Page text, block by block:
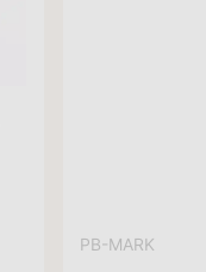
PB-MARK